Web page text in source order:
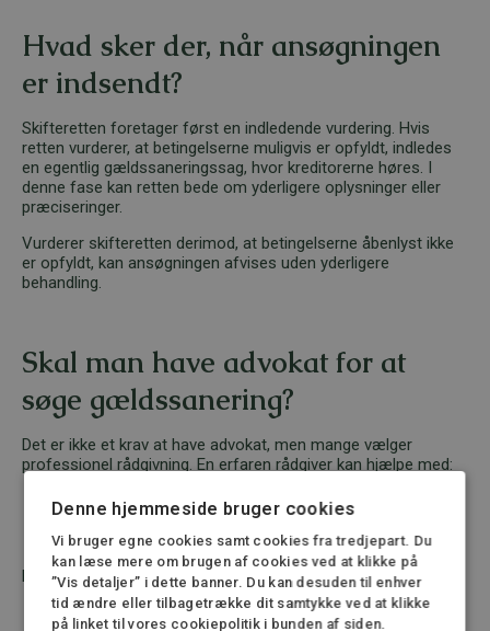
Hvad sker der, når ansøgningen
er indsendt?
Skifteretten foretager først en indledende vurdering. Hvis
retten vurderer, at betingelserne muligvis er opfyldt, indledes
en egentlig gældssaneringssag, hvor kreditorerne høres. I
denne fase kan retten bede om yderligere oplysninger eller
præciseringer.
Vurderer skifteretten derimod, at betingelserne åbenlyst ikke
er opfyldt, kan ansøgningen afvises uden yderligere
behandling.
Skal man have advokat for at
søge gældssanering?
Det er ikke et krav at have advokat, men mange vælger
professionel rådgivning. En erfaren rådgiver kan hjælpe med:
At vurdere, om tidspunktet for ansøgning er rigtigt
At sikre realistisk budget
At undgå fejl og udeladelser
Det kan være afgørende for sagens udfald.
Denne hjemmeside bruger cookies
Vi bruger egne cookies samt cookies fra tredjepart. Du
kan læse mere om brugen af cookies ved at klikke på
”Vis detaljer” i dette banner. Du kan desuden til enhver
tid ændre eller tilbagetrække dit samtykke ved at klikke
på linket til vores cookiepolitik i bunden af siden.